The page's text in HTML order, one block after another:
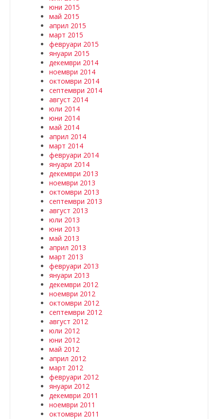
юни 2015
май 2015
април 2015
март 2015
февруари 2015
януари 2015
декември 2014
ноември 2014
октомври 2014
септември 2014
август 2014
юли 2014
юни 2014
май 2014
април 2014
март 2014
февруари 2014
януари 2014
декември 2013
ноември 2013
октомври 2013
септември 2013
август 2013
юли 2013
юни 2013
май 2013
април 2013
март 2013
февруари 2013
януари 2013
декември 2012
ноември 2012
октомври 2012
септември 2012
август 2012
юли 2012
юни 2012
май 2012
април 2012
март 2012
февруари 2012
януари 2012
декември 2011
ноември 2011
октомври 2011